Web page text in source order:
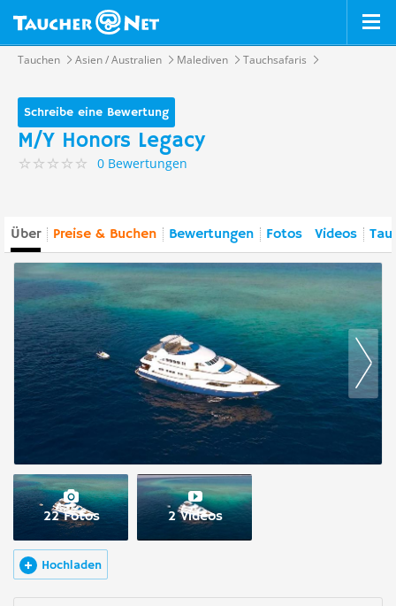
Tauchen Asien / Australien Malediven Tauchsafaris
Schreibe eine Bewertung
M/Y Honors Legacy
0 Bewertungen
Über Preise & Buchen Bewertungen Fotos Videos
22 Fotos 2 Videos
Hochladen